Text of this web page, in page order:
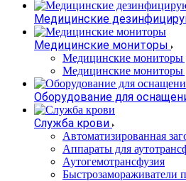
Медицинские
Медицинские мониторы
Медицинские мониторы
Медицинские мониторы
Оборудование для
Служба крови
Автоматизированная
Аппараты для
Аутогемотрансфузия
Быстрозамораживатели